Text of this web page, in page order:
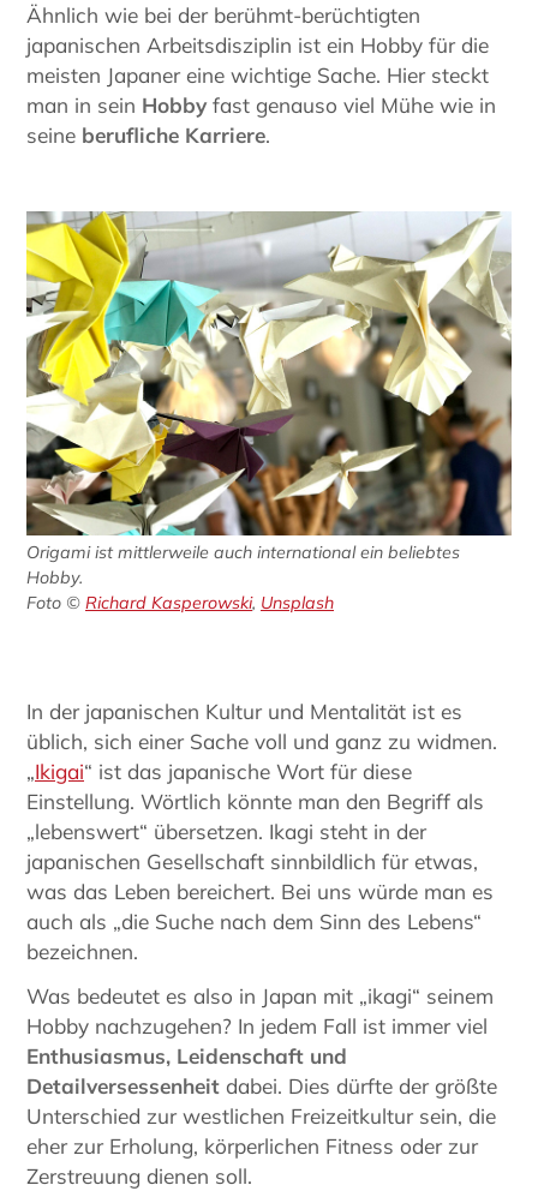
Ähnlich wie bei der berühmt-berüchtigten
japanischen Arbeitsdisziplin ist ein Hobby für die
meisten Japaner eine wichtige Sache. Hier steckt
man in sein Hobbyfast genauso viel Mühe wie in
seine berufliche Karriere.
Origami ist mittlerweile auch international ein beliebtes
Hobby.
Foto © Richard Kasperowski, Unsplash
In der japanischen Kultur und Mentalität ist es
üblich, sich einer Sache voll und ganz zu widmen.
„Ikigai“ ist das japanische Wort für diese
Einstellung. Wörtlich könnte man den Begriff als
„lebenswert“ übersetzen. Ikagi steht in der
japanischen Gesellschaft sinnbildlich für etwas,
was das Leben bereichert. Bei uns würde man es
auch als „die Suche nach dem Sinn des Lebens“
bezeichnen.
Was bedeutet es also in Japan mit „ikagi“ seinem
Hobby nachzugehen? In jedem Fall ist immer viel
Enthusiasmus, Leidenschaft und
Detailversessenheit dabei. Dies dürfte der größte
Unterschied zur westlichen Freizeitkultur sein, die
eher zur Erholung, körperlichen Fitness oder zur
Zerstreuung dienen soll.